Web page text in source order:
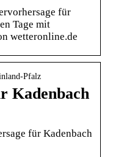
für
Tage mit
wetteronline.de
Pfalz
Kadenbach
für Kadenbach